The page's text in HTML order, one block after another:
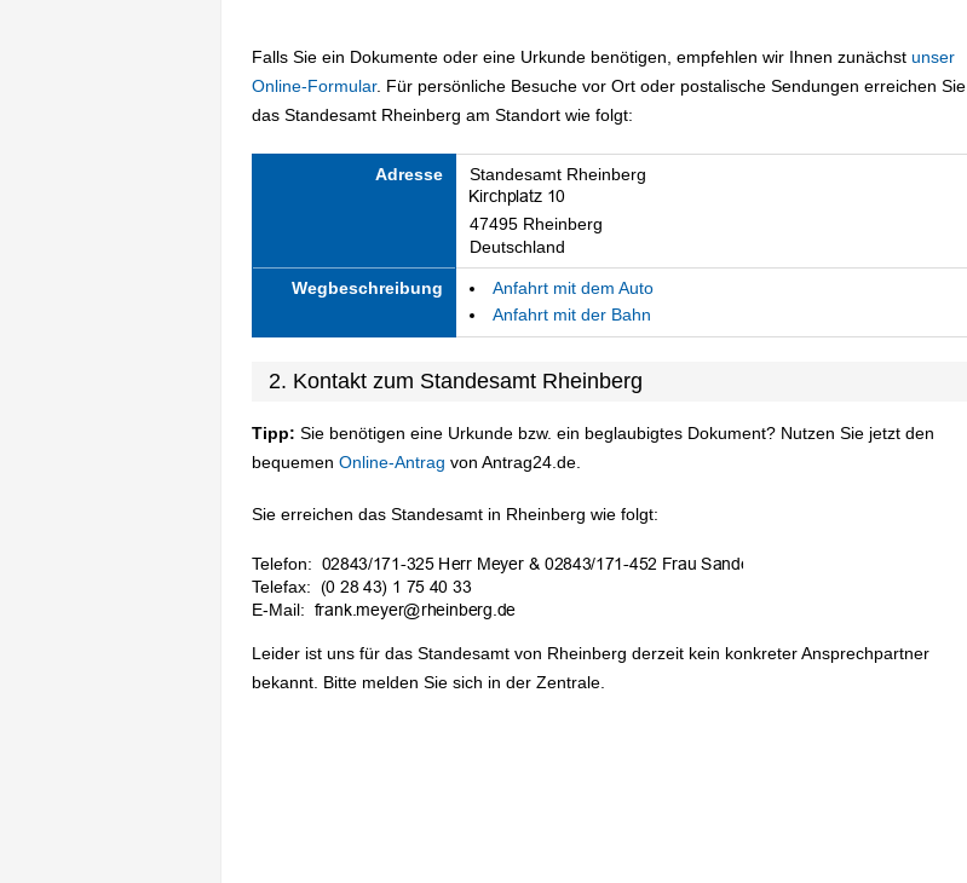
Falls Sie ein Dokumente oder eine Urkunde benötigen, empfehlen wir Ihnen zunächst unser
Online-Formular. Für persönliche Besuche vor Ort oder postalische Sendungen erreichen Sie
das Standesamt Rheinberg am Standort wie folgt:
Adresse Standesamt Rheinberg
47495 Rheinberg
Deutschland
Wegbeschreibung
Anfahrt mit dem Auto
Anfahrt mit der Bahn
2. Kontakt zum Standesamt Rheinberg
Tipp: Sie benötigen eine Urkunde bzw. ein beglaubigtes Dokument? Nutzen Sie jetzt den
bequemen Online-Antrag von Antrag24.de.
Sie erreichen das Standesamt in Rheinberg wie folgt:
Telefon:
Telefax:
E-Mail:
Leider ist uns für das Standesamt von Rheinberg derzeit kein konkreter Ansprechpartner
bekannt. Bitte melden Sie sich in der Zentrale.